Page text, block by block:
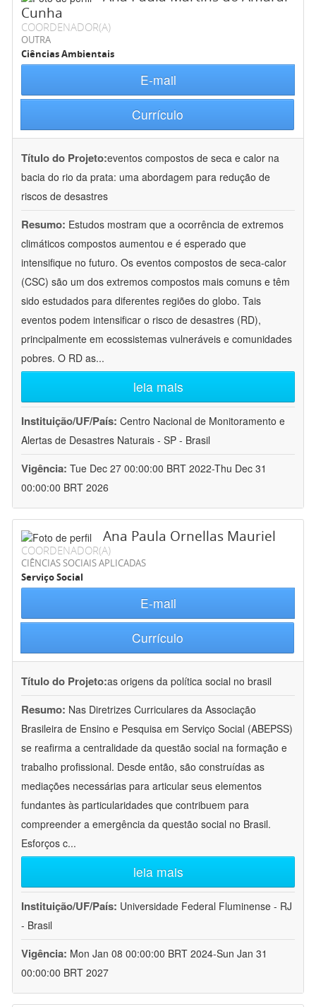
Cunha
COORDENADOR(A)
OUTRA
Ciências Ambientais
E-mail
Currículo
Título do Projeto:eventos compostos de seca e calor na
bacia do rio da prata: uma abordagem para redução de
riscos de desastres
Resumo: Estudos mostram que a ocorrência de extremos
climáticos compostos aumentou e é esperado que
intensifique no futuro. Os eventos compostos de seca-calor
(CSC) são um dos extremos compostos mais comuns e têm
sido estudados para diferentes regiões do globo. Tais
eventos podem intensificar o risco de desastres (RD),
principalmente em ecossistemas vulneráveis e comunidades
pobres. O RD as...
leia mais
Instituição/UF/País: Centro Nacional de Monitoramento e
Alertas de Desastres Naturais - SP - Brasil
Vigência: Tue Dec 27 00:00:00 BRT 2022-Thu Dec 31
00:00:00 BRT 2026
Ana Paula Ornellas Mauriel
COORDENADOR(A)
CIÊNCIAS SOCIAIS APLICADAS
Serviço Social
E-mail
Currículo
Título do Projeto:as origens da política social no brasil
Resumo: Nas Diretrizes Curriculares da Associação
Brasileira de Ensino e Pesquisa em Serviço Social (ABEPSS)
se reafirma a centralidade da questão social na formação e
trabalho profissional. Desde então, são construídas as
mediações necessárias para articular seus elementos
fundantes às particularidades que contribuem para
compreender a emergência da questão social no Brasil.
Esforços c...
leia mais
Instituição/UF/País: Universidade Federal Fluminense - RJ
- Brasil
Vigência: Mon Jan 08 00:00:00 BRT 2024-Sun Jan 31
00:00:00 BRT 2027